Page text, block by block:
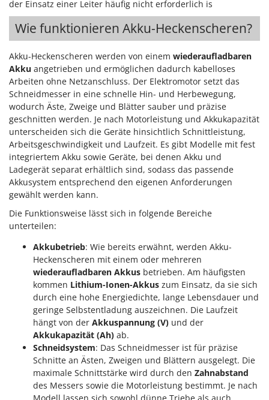
der Einsatz einer Leiter häufig nicht erforderlich is
Wie funktionieren Akku-Heckenscheren?
Akku-Heckenscheren werden von einem wiederaufladbaren
Akku angetrieben und ermöglichen dadurch kabelloses
Arbeiten ohne Netzanschluss. Der Elektromotor setzt das
Schneidmesser in eine schnelle Hin- und Herbewegung,
wodurch Äste, Zweige und Blätter sauber und präzise
geschnitten werden. Je nach Motorleistung und Akkukapazität
unterscheiden sich die Geräte hinsichtlich Schnittleistung,
Arbeitsgeschwindigkeit und Laufzeit. Es gibt Modelle mit fest
integriertem Akku sowie Geräte, bei denen Akku und
Ladegerät separat erhältlich sind, sodass das passende
Akkusystem entsprechend den eigenen Anforderungen
gewählt werden kann.
Die Funktionsweise lässt sich in folgende Bereiche
unterteilen:
Akkubetrieb: Wie bereits erwähnt, werden Akku-
Heckenscheren mit einem oder mehreren
wiederaufladbaren Akkus betrieben. Am häufigsten
kommen Lithium-Ionen-Akkus zum Einsatz, da sie sich
durch eine hohe Energiedichte, lange Lebensdauer und
geringe Selbstentladung auszeichnen. Die Laufzeit
hängt von der Akkuspannung (V) und der
Akkukapazität (Ah) ab.
Schneidsystem: Das Schneidmesser ist für präzise
Schnitte an Ästen, Zweigen und Blättern ausgelegt. Die
maximale Schnittstärke wird durch den Zahnabstand
des Messers sowie die Motorleistung bestimmt. Je nach